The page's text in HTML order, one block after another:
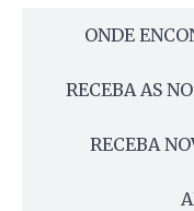
ONDE
RECEBA AS
RECEBA